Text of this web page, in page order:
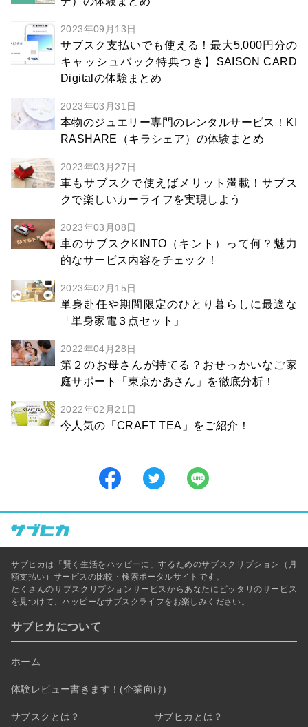
2023年09月13日
サブスク支払いでも使える！最大5,000円分の
キャッシュバック特典つき】SAISON CARD
Digitalの体験まとめ
2023年03月31日
本物のジュエリー専門のレンタルサービス！KI
RASHARE（キラシェア）の体験まとめ
2023年03月27日
車もサブスクで使えばメリット満載！サブス
クで楽しいカーライフを実現しよう
2023年03月08日
車のサブスクKINTO（キント）って何？魅力
的なサービス内容をチェック！
2023年02月15日
単身赴任や期間限定のひとり暮らしに最適な
「単身家電３点セット」
2022年04月28日
第２のお母さんが持てる？おせっかいなご家
庭サポート「東京かあさん」を徹底分析！
2022年02月21日
今人気の「CRAFT TEA」をご紹介！
サブヒカは「賢く生活をハッピーに」するためのサブスクリプション（月
額支払い）サービスの比較・検索ポータルサイトです。
たくさんのサブスクリプションサービスからあなたにピッタリのサービス
を見つけて、ハッピーなサブスクライフをお楽しみください。
サブヒカについて
ホーム
体験レビュー書きます！(企業向け)
サブスクとは？ サブヒカとは？